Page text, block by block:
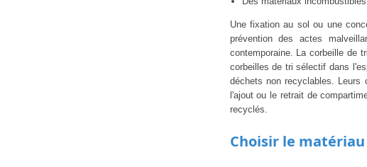
Une fixation au sol ou une
prévention des actes
contemporaine. La corbeille de
corbeilles de tri sélectif dans
déchets non recyclables. Leurs
l'ajout ou le retrait de
recyclés.
Choisir le